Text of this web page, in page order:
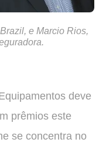
e Marcio Rios,
deve
prêmios este
se concentra no